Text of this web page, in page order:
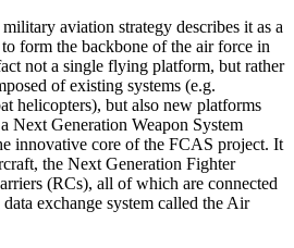
avia­tion strategy describes it as a
form the backbone of the air force in
not a single flying platform, but rather
of existing systems (e.g.
helicopters), but also new platforms
Next Generation Weapon System
innovative core of the FCAS project. It
the Next Generation Fighter
(RCs), all of which are connected
exchange system called the Air